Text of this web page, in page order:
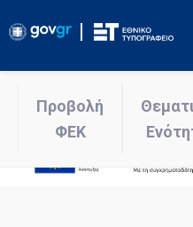
Προβολή
ΦΕΚ